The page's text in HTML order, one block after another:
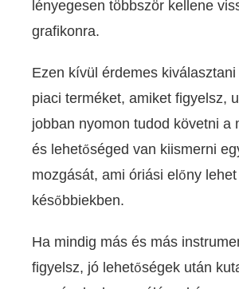
lényegesen többször kellene
grafikonra.
Ezen kívül érdemes
piaci terméket, amiket figyelsz,
jobban nyomon tudod követni a
és lehetőséged van kiismerni
mozgását, ami óriási előny lehet
későbbiekben.
Ha mindig más és más
figyelsz, jó lehetőségek után